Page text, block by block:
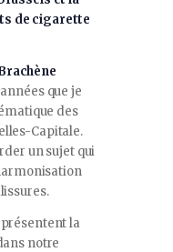
de cigarette
que je
des
Capitale.
un sujet qui
la
notre